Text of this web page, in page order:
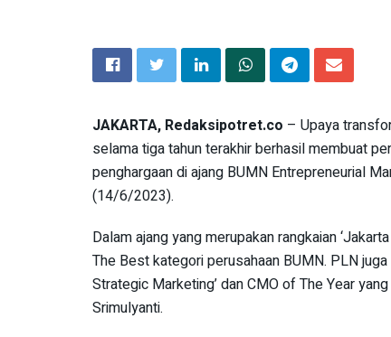
JAKARTA, Redaksipotret.co – Upaya
selama tiga tahun terakhir berhasil membuat
penghargaan di ajang BUMN Entrepreneurial
(14/6/2023).
Dalam ajang yang merupakan rangkaian
The Best kategori perusahaan BUMN. PLN
Strategic Marketing’ dan CMO of The Year
Srimulyanti.